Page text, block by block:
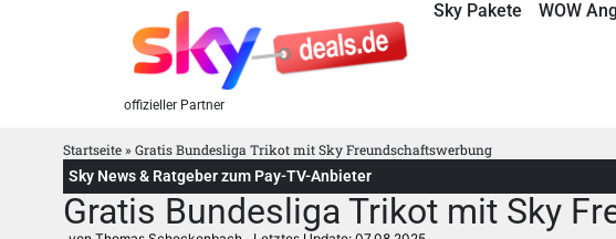
offizieller Partner
Sky Pakete WOW
Startseite» Gratis Bundesliga Trikot mit Sky Freundschaftswerbung
Sky News & Ratgeber zum Pay-TV-Anbieter
Gratis Bundesliga Trikot mit Sky